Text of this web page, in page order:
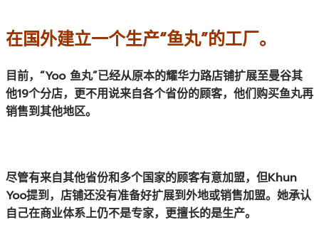
在国外建立一个生产“鱼丸”的工厂。
目前，“Yoo 鱼丸”已经从原本的耀华力路店铺扩展至曼谷其
他19个分店，更不用说来自各个省份的顾客，他们购买鱼丸再
销售到其他地区。
尽管有来自其他省份和多个国家的顾客有意加盟，但Khun
Yoo提到，店铺还没有准备好扩展到外地或销售加盟。她承认
自己在商业体系上仍不是专家，更擅长的是生产。